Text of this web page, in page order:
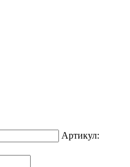
Артикул: